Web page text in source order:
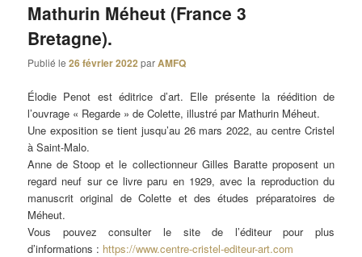
Mathurin Méheut (France 3
Bretagne).
Publié le26 février 2022 parAMFQ
Élodie Penot est éditrice d’art. Elle présente la réédition de
l’ouvrage « Regarde » de Colette, illustré par Mathurin Méheut.
Une exposition se tient jusqu’au 26 mars 2022, au centre Cristel
à Saint-Malo.
Anne de Stoop et le collectionneur Gilles Baratte proposent un
regard neuf sur ce livre paru en 1929, avec la reproduction du
manuscrit original de Colette et des études préparatoires de
Méheut.
Vous pouvez consulter le site de l’éditeur pour plus
d’informations : https://www.centre-cristel-editeur-art.com